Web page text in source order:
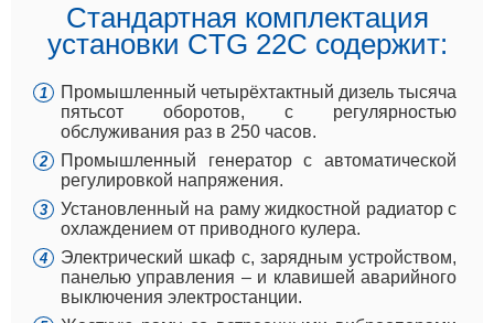
Стандартная комплектация
установки CTG 22C содержит:
Промышленный четырёхтактный дизель тысяча
пятьсот оборотов, с регулярностью
обслуживания раз в 250 часов.
Промышленный генератор с автоматической
регулировкой напряжения.
Установленный на раму жидкостной радиатор с
охлаждением от приводного кулера.
Электрический шкаф с, зарядным устройством,
панелью управления – и клавишей аварийного
выключения электростанции.